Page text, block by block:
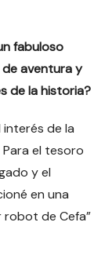
fabuloso
aventura y
de la historia?
de la
el tesoro
y el
en una
robot de Cefa”